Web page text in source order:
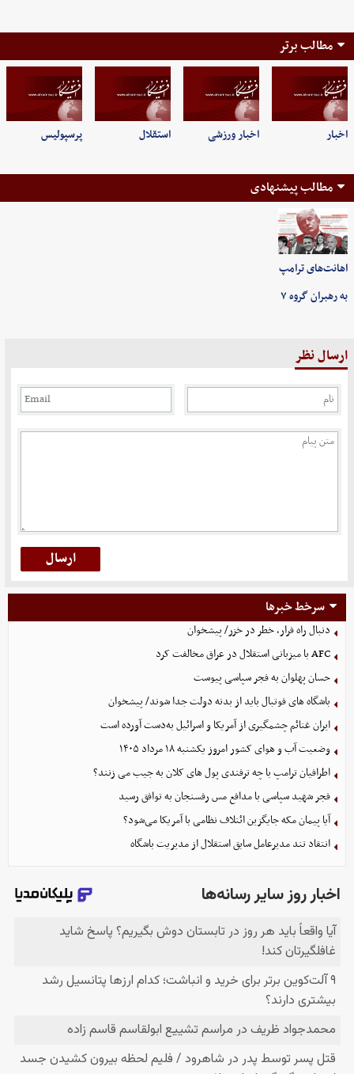
مطالب برتر
اخبار اخبار ورزشی استقلال پرسپولیس
مطالب پیشنهادی
اهانت‌های ترامپ
به رهبران گروه ۷
ارسال نظر
سرخط خبرها
دنبال راه فرار، خطر در خزر/ پیشخوان
AFC با میزبانی استقلال در عراق مخالفت کرد
حسان پهلوان به فجر سپاسی پیوست
باشگاه های فوتبال باید از بدنه دولت جدا شوند/ پیشخوان
ایران غنائم چشمگیری از آمریکا و اسرائیل به‌دست آورده است
وضعیت آب و هوای کشور امروز یکشنبه ۱۸ مرداد ۱۴۰۵
اطرافیان ترامپ با چه ترفندی پول های کلان به جیب می زنند؟
فجر شهید سپاسی با مدافع مس رفسنجان به توافق رسید
آیا پیمان مکه جایگزین ائتلاف نظامی با آمریکا می‌شود؟
انتقاد تند مدیرعامل سابق استقلال از مدیریت باشگاه